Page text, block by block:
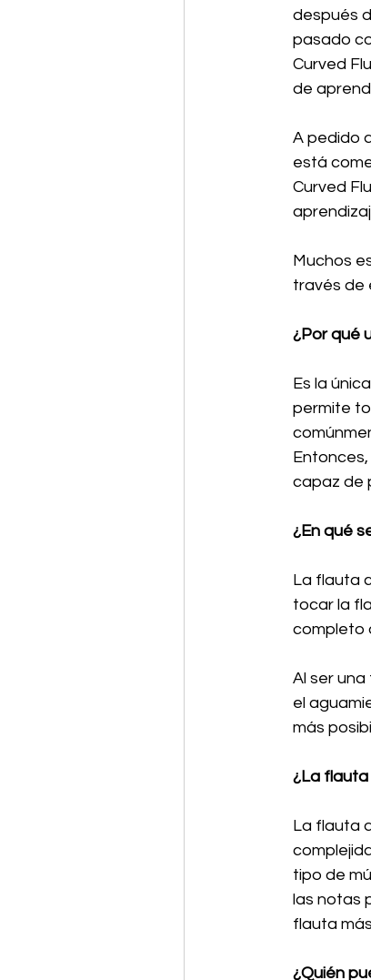
después
pasado
Curved
de
A pedido
está
Curved
Muchos
través de
¿Por qué
Es la
permite
capaz de
¿En qué
La flauta
tocar la
completo
Al ser
el
más
¿La flauta
La flauta
tipo de
las notas
flauta
¿Quién